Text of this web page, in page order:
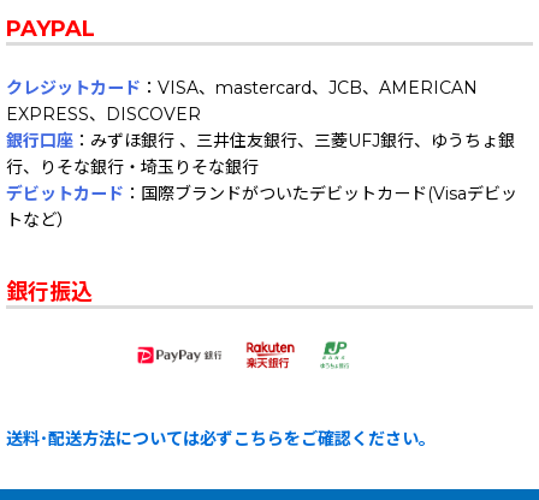
PAYPAL
クレジットカード ：VISA、mastercard、JCB、AMERICAN
EXPRESS、DISCOVER
銀行口座 ：みずほ銀行 、三井住友銀行、三菱UFJ銀行、ゆうちょ銀
行、りそな銀行・埼玉りそな銀行
デビットカード ：国際ブランドがついたデビットカード(Visaデビッ
トなど）
銀行振込
送料･配送方法については必ずこちらをご確認ください。